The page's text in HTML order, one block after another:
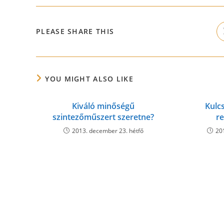
PLEASE SHARE THIS
YOU MIGHT ALSO LIKE
Kiváló minőségű
szintezőműszert szeretne?
2013. december 23. hétfő